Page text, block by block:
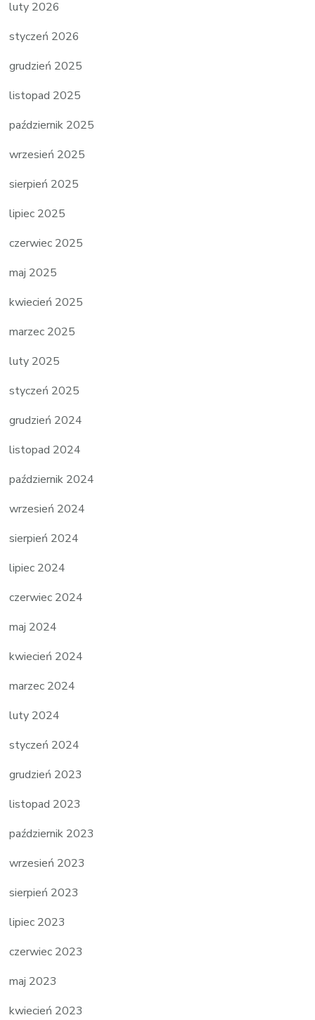
luty 2026
styczeń 2026
grudzień 2025
listopad 2025
październik 2025
wrzesień 2025
sierpień 2025
lipiec 2025
czerwiec 2025
maj 2025
kwiecień 2025
marzec 2025
luty 2025
styczeń 2025
grudzień 2024
listopad 2024
październik 2024
wrzesień 2024
sierpień 2024
lipiec 2024
czerwiec 2024
maj 2024
kwiecień 2024
marzec 2024
luty 2024
styczeń 2024
grudzień 2023
listopad 2023
październik 2023
wrzesień 2023
sierpień 2023
lipiec 2023
czerwiec 2023
maj 2023
kwiecień 2023